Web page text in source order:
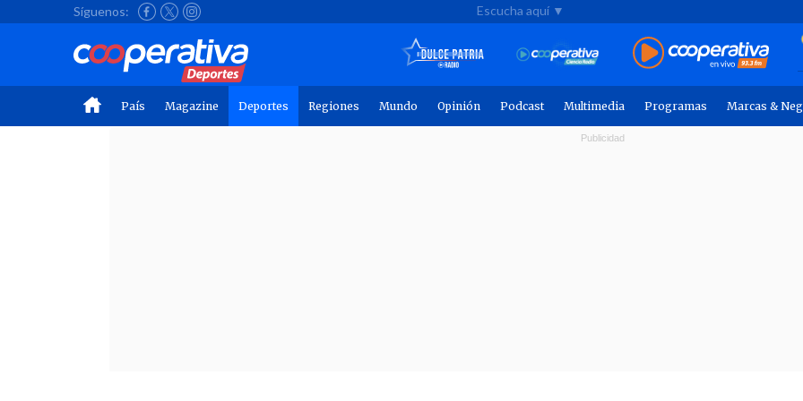
Síguenos: Escucha aquí ▼
País Magazine Deportes Regiones Mundo Opinión Podcast Multimedia Programas Marcas &